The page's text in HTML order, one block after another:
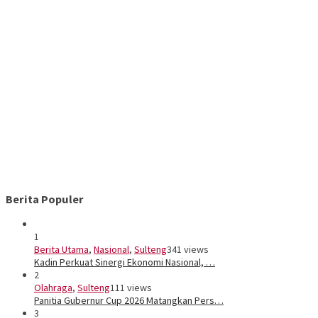
Berita Populer
1
Berita Utama, Nasional, Sulteng341 views
Kadin Perkuat Sinergi Ekonomi Nasional, …
2
Olahraga, Sulteng111 views
Panitia Gubernur Cup 2026 Matangkan Pers…
3